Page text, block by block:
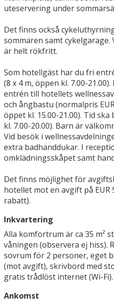
uteservering under
Det finns också
sommaren samt
är helt rökfritt.
Som hotellgäst har du fri
(8 x 4 m, öppen kl. 7.00-
entrén till hotellets
och ångbastu (normalpris
öppet kl. 15.00-21.00). Tid
kl. 7.00-20.00). Barn är
Vid besök i
extra badhanddukar. I
omklädningsskåpet samt
Det finns möjlighet för
hotellet mot en avgift på EUR
rabatt).
Inkvartering
Alla komfortrum är ca 35 m²
våningen (observera ej hiss).
sovrum för 2 personer, eget
(mot avgift), skrivbord med
gratis trådlöst internet (Wi-Fi).
Ankomst